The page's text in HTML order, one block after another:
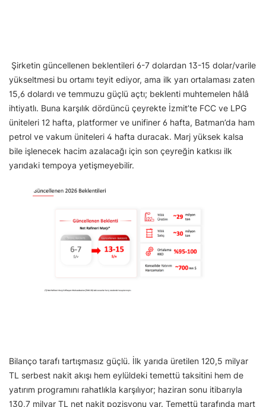
Şirketin güncellenen beklentileri 6-7 dolardan 13-15 dolar/varile
yükseltmesi bu ortamı teyit ediyor, ama ilk yarı ortalaması zaten
15,6 dolardı ve temmuzu güçlü açtı; beklenti muhtemelen hâlâ
ihtiyatlı. Buna karşılık dördüncü çeyrekte İzmit’te FCC ve LPG
üniteleri 12 hafta, platformer ve unifiner 6 hafta, Batman’da ham
petrol ve vakum üniteleri 4 hafta duracak. Marj yüksek kalsa
bile işlenecek hacim azalacağı için son çeyreğin katkısı ilk
yarıdaki tempoya yetişmeyebilir.
Bilanço tarafı tartışmasız güçlü. İlk yarıda üretilen 120,5 milyar
TL serbest nakit akışı hem eylüldeki temettü taksitini hem de
yatırım programını rahatlıkla karşılıyor; haziran sonu itibarıyla
130,7 milyar TL net nakit pozisyonu var. Temettü tarafında mart